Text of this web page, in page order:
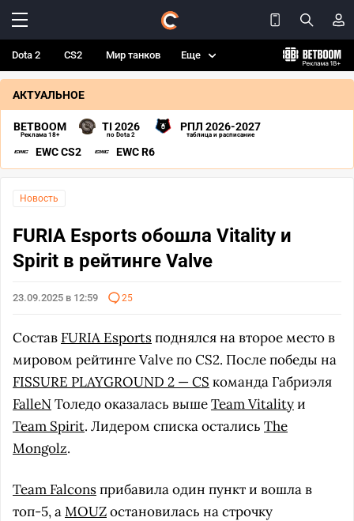
Dota 2 CS2 Мир танков Еще
АКТУАЛЬНОЕ
BETBOOM
Реклама 18+
TI 2026
по Dota 2
РПЛ 2026-2027
таблица и расписание
EWC CS2 EWC R6
Новость
FURIA Esports обошла Vitality и
Spirit в рейтинге Valve
23.09.2025 в 12:59 25
Состав FURIA Esportsподнялся на второе место в
мировом рейтинге Valve по CS2. После победы на
FISSURE PLAYGROUND 2 — CS команда Габриэля
FalleNТоледо оказалась вышеTeam Vitalityи
Team Spirit. Лидером списка остались The
Mongolz.
Team Falconsприбавила один пункт и вошла в
топ-5, аMOUZостановилась на строчку